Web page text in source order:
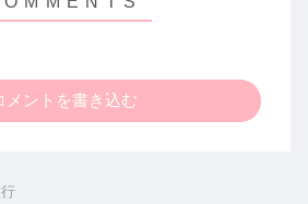
メントを書き込む